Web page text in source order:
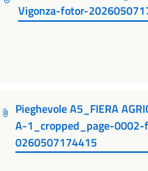
Vigonza-fotor-
Pieghevole A5_FIERA
A-1_cropped_page-
0260507174415